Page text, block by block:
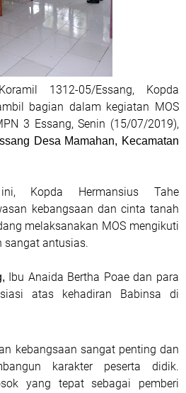
1312-05/Essang, Kopda
bagian dalam kegiatan MOS
3 Essang, Senin (15/07/2019),
Desa Mamahan, Kecamatan
Kopda Hermansius Tahe
kebangsaan dan cinta tanah
melaksanakan MOS mengikuti
sangat antusias.
Ibu Anaida Bertha Poae dan para
atas kehadiran Babinsa di
kebangsaan sangat penting dan
karakter peserta didik.
yang tepat sebagai pemberi